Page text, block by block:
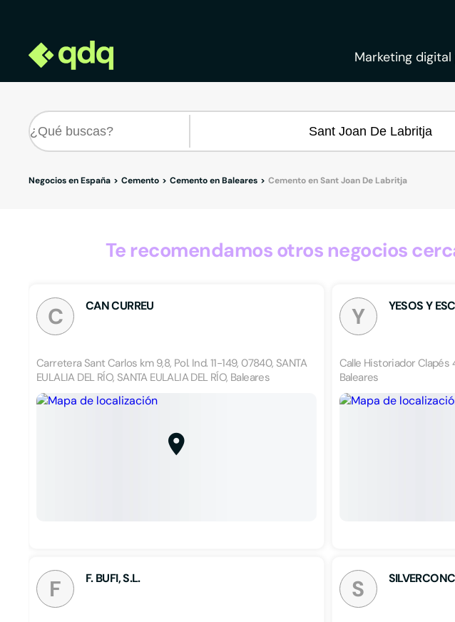
Marketing
Negocios en España Cemento Cemento en Baleares Cemento en Sant Joan De Labritja
Te recomendamos otros negocios
C CAN CURREU
Carretera Sant Carlos km 9,8, Pol. Ind. 11-149, 07840, SANTA
EULALIA DEL RÍO, SANTA EULALIA DEL RÍO, Baleares
Y YESOS Y
Calle Historiador Clapés
Baleares
F F. BUFI, S.L. S